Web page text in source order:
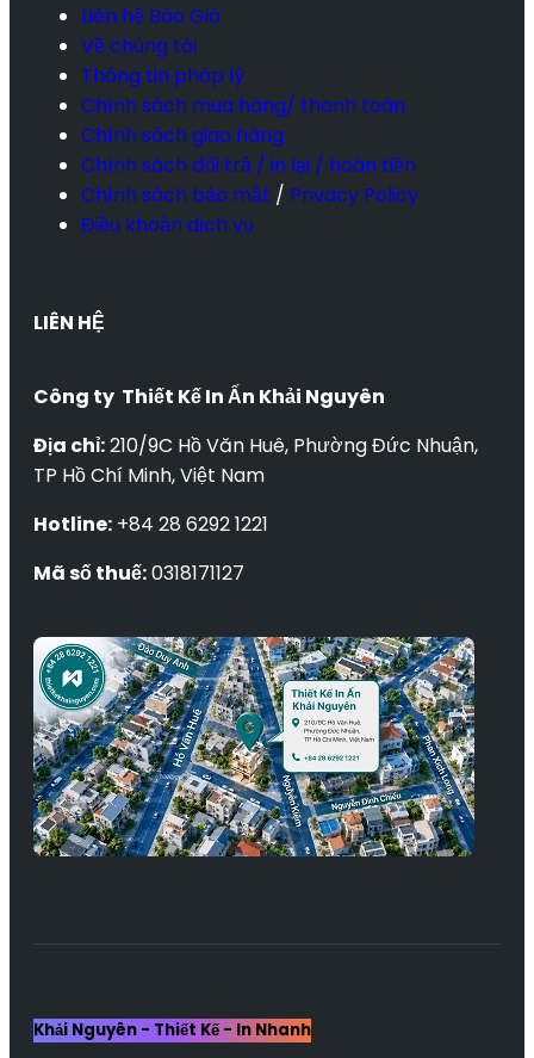
Liên hệ Báo Giá
Về chúng tôi
Thông tin pháp lý
Chính sách mua hàng/ thanh toán
Chính sách giao hàng
Chính sách đổi trả / in lại / hoàn tiền
Chính sách bảo mật / Privacy Policy
Điều khoản dịch vụ
LIÊN HỆ
Công ty Thiết Kế In Ấn Khải Nguyên
Địa chỉ:210/9C Hồ Văn Huê, Phường Đức Nhuận,
TP Hồ Chí Minh, Việt Nam
Hotline: +84 28 6292 1221
Mã số thuế:0318171127
Khải Nguyên - Thiết Kế - In Nhanh